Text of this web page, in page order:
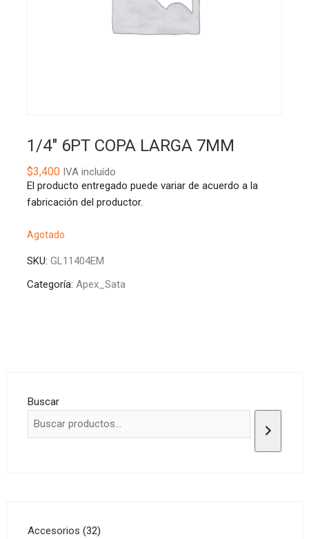
1/4″ 6PT COPA LARGA 7MM
$3,400IVA incluído
El producto entregado puede variar de acuerdo a la
fabricación del productor.
Agotado
SKU: GL11404EM
Categoría: Apex_Sata
Buscar
Accesorios 3232